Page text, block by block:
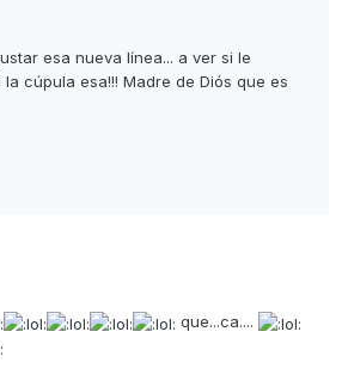
esa nueva línea... a ver si le
cúpula esa!!! Madre de Diós que es
que...ca....